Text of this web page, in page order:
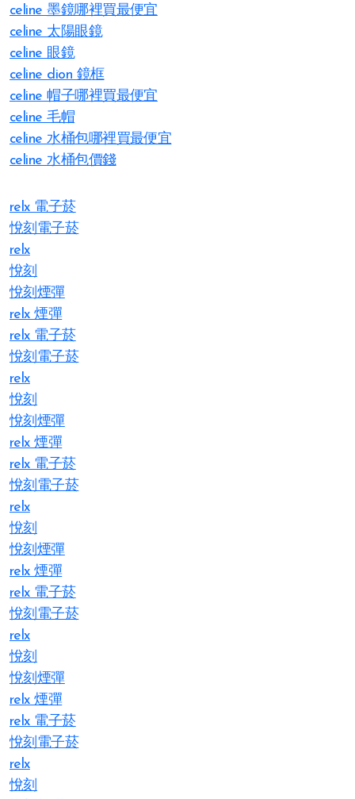
celine 墨鏡哪裡買最便宜
celine 太陽眼鏡
celine 眼鏡
celine dion 鏡框
celine 帽子哪裡買最便宜
celine 毛帽
celine 水桶包哪裡買最便宜
celine 水桶包價錢
relx 電子菸
悅刻電子菸
relx
悅刻
悅刻煙彈
relx 煙彈
relx 電子菸
悅刻電子菸
relx
悅刻
悅刻煙彈
relx 煙彈
relx 電子菸
悅刻電子菸
relx
悅刻
悅刻煙彈
relx 煙彈
relx 電子菸
悅刻電子菸
relx
悅刻
悅刻煙彈
relx 煙彈
relx 電子菸
悅刻電子菸
relx
悅刻